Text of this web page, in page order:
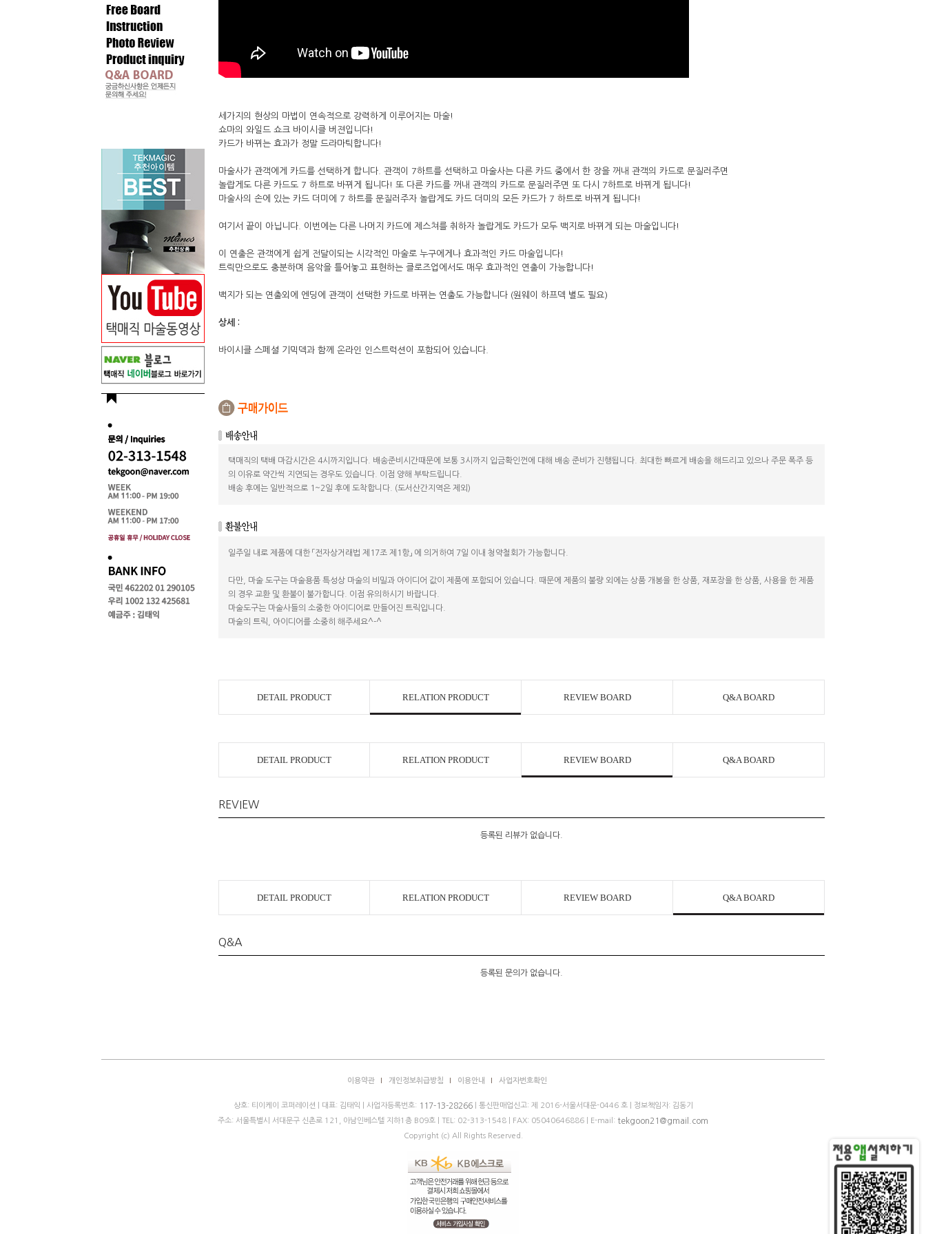
세가지의 현상의 마법이 연속적으로 강력하게 이루어지는 마술!
쇼마의 와일드 쇼크 바이시클 버젼입니다!
카드가 바뀌는 효과가 정말 드라마틱합니다!
마술사가 관객에게 카드를 선택하게 합니다. 관객이 7하트를 선택하고 마술사는 다른 카드 중에서 한 장을 꺼내 관객의 카드로 문질러주면
놀랍게도 다른 카드도 7 하트로 바뀌게 됩니다! 또 다른 카드를 꺼내 관객의 카드로 문질러주면 또 다시 7하트로 바뀌게 됩니다!
마술사의 손에 있는 카드 더미에 7 하트를 문질러주자 놀랍게도 카드 더미의 모든 카드가 7 하트로 바뀌게 됩니다!
여기서 끝이 아닙니다. 이번에는 다른 나머지 카드에 제스쳐를 취하자 놀랍게도 카드가 모두 백지로 바뀌게 되는 마술입니다!
이 연출은 관객에게 쉽게 전달이되는 시각적인 마술로 누구에게나 효과적인 카드 마술입니다!
트릭만으로도 충분하며 음악을 틀어놓고 표현하는 클로즈업에서도 매우 효과적인 연출이 가능합니다!
백지가 되는 연출외에 엔딩에 관객이 선택한 카드로 바뀌는 연출도 가능합니다 (원웨이 하프덱 별도 필요)
상세 :
바이시클 스페셜 기믹덱과 함께 온라인 인스트럭션이 포함되어 있습니다.
택매직의 택배 마감시간은 4시까지입니다. 배송준비시간때문에 보통 3시까지 입금확인껀에 대해 배송 준비가 진행됩니다. 최대한 빠르게 배송을 해드리고 있으나 주문 폭주 등
의 이유로 약간씩 지연되는 경우도 있습니다. 이점 양해 부탁드립니다.
배송 후에는 일반적으로 1~2일 후에 도착합니다. (도서산간지역은 제외)
일주일 내로 제품에 대한 「전자상거래법 제17조 제1항」 에 의거하여 7일 이내 청약철회가 가능합니다.
다만, 마술 도구는 마술용품 특성상 마술의 비밀과 아이디어 값이 제품에 포함되어 있습니다. 때문에 제품의 불량 외에는 상품 개봉을 한 상품, 재포장을 한 상품, 사용을 한 제품
의 경우 교환 및 환불이 불가합니다. 이점 유의하시기 바랍니다.
마술도구는 마술사들의 소중한 아이디어로 만들어진 트릭입니다.
마술의 트릭, 아이디어를 소중히 해주세요^-^
DETAIL PRODUCT RELATION PRODUCT REVIEW BOARD Q&A BOARD
DETAIL PRODUCT RELATION PRODUCT REVIEW BOARD Q&A BOARD
REVIEW
등록된 리뷰가 없습니다.
DETAIL PRODUCT RELATION PRODUCT REVIEW BOARD Q&A BOARD
Q&A
등록된 문의가 없습니다.
이용약관 개인정보취급방침 이용안내 사업자번호확인
상호: 티이케이 코퍼레이션 | 대표: 김태익 | 사업자등록번호: 117-13-28266| 통신판매업신고: 제 2016-서울서대문-0446 호 | 정보책임자: 김동기
주소: 서울특별시 서대문구 신촌로 121, 아남인베스텔 지하1층 B09호 | TEL: 02-313-1548 | FAX: 05040646886 | E-mail: tekgoon21@gmail.com
Copyright (c) All Rights Reserved.